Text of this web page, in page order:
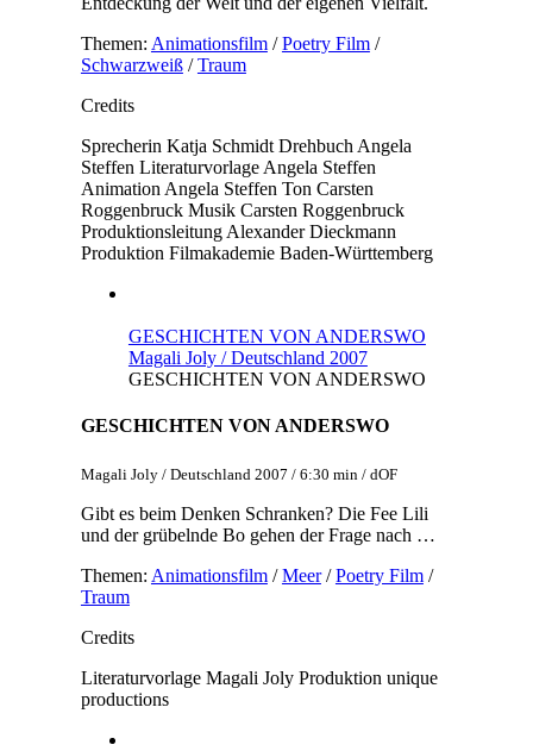
Themen: Animationsfilm/Poetry Film/
Schwarzweiß/Traum
Credits
Sprecherin Katja Schmidt Drehbuch Angela
Steffen Literaturvorlage Angela Steffen
Animation Angela Steffen Ton Carsten
Roggenbruck Musik Carsten Roggenbruck
Produktionsleitung Alexander Dieckmann
Produktion Filmakademie Baden-Württemberg
GESCHICHTEN VON ANDERSWO
Magali Joly / Deutschland 2007
GESCHICHTEN VON ANDERSWO
GESCHICHTEN VON ANDERSWO
Magali Joly / Deutschland 2007 / 6:30 min / dOF
Gibt es beim Denken Schranken? Die Fee Lili
und der grübelnde Bo gehen der Frage nach …
Themen: Animationsfilm/Meer/Poetry Film/
Traum
Credits
Literaturvorlage Magali Joly Produktion unique
productions